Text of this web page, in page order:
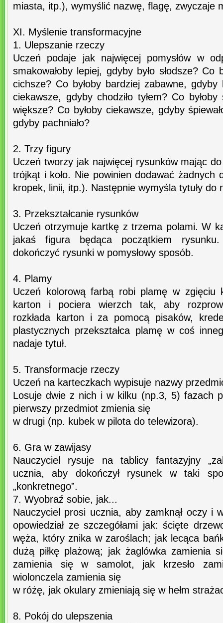
miasta, itp.), wymyślić nazwę, flagę, zwyczaje
XI. Myślenie transformacyjne
1. Ulepszanie rzeczy
Uczeń podaje jak najwięcej pomysłów w
smakowałoby lepiej, gdyby było słodsze? Co
cichsze? Co byłoby bardziej zabawne, gdyby
ciekawsze, gdyby chodziło tyłem? Co
większe? Co byłoby ciekawsze, gdyby
gdyby pachniało?
2. Trzy figury
Uczeń tworzy jak najwięcej rysunków mając
trójkąt i koło. Nie powinien dodawać żadnych
kropek, linii, itp.). Następnie wymyśla tytuły do
3. Przekształcanie rysunków
Uczeń otrzymuje kartkę z trzema polami. W
jakaś figura będąca początkiem
dokończyć rysunki w pomysłowy sposób.
4. Plamy
Uczeń kolorową farbą robi plamę w zgięciu
karton i pociera wierzch tak, aby
rozkłada karton i za pomocą pisaków,
plastycznych przekształca plamę w coś
nadaje tytuł.
5. Transformacje rzeczy
Uczeń na karteczkach wypisuje nazwy
Losuje dwie z nich i w kilku (np.3, 5) fazach
pierwszy przedmiot zmienia się
w drugi (np. kubek w pilota do telewizora).
6. Gra w zawijasy
Nauczyciel rysuje na tablicy fantazyjny
ucznia, aby dokończył rysunek w taki
„konkretnego”.
7. Wyobraź sobie, jak...
Nauczyciel prosi ucznia, aby zamknął oczy i
opowiedział ze szczegółami jak: ścięte
węża, który znika w zaroślach; jak lecąca
dużą piłkę plażową; jak żaglówka zamienia
zamienia się w samolot, jak krzesło
wiolonczela zamienia się
w różę, jak okulary zmieniają się w hełm
8. Pokój do ulepszenia